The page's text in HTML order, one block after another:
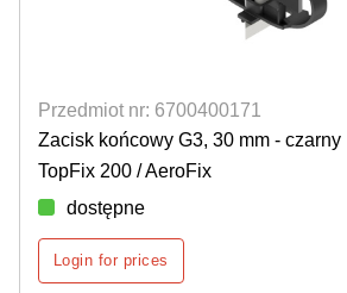
Przedmiot nr: 6700400171
Zacisk końcowy G3, 30 mm - czarny
TopFix 200 / AeroFix
dostępne
Login for prices